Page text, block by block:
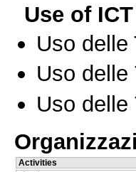
Use of ICT
Uso
Uso
Uso
Activities